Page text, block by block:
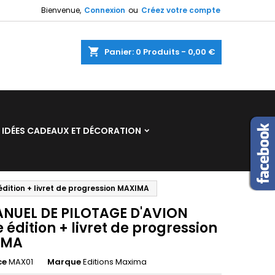
Bienvenue, Connexion ou Créez votre compte
shopping_cart Panier: 0 Produits - 0,00 €
IDÉES CADEAUX ET DÉCORATION
édition + livret de progression MAXIMA
DE PILOTAGE D'AVION
édition + livret de progression
MAX01 MarqueEditions Maxima